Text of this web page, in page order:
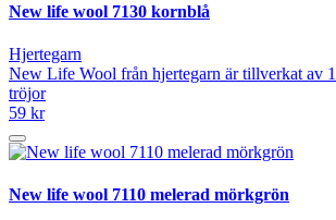
New life wool 7130 kornblå
Hjertegarn
New Life Wool från hjertegarn är tillverkat av
tröjor
59 kr
New life wool 7110 melerad mörkgrön